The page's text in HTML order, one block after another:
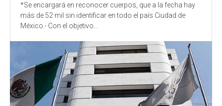
*Se encargará en reconocer cuerpos, que a la fecha hay
más de 52 mil sin identificar en todo el país Ciudad de
México.- Con el objetivo...